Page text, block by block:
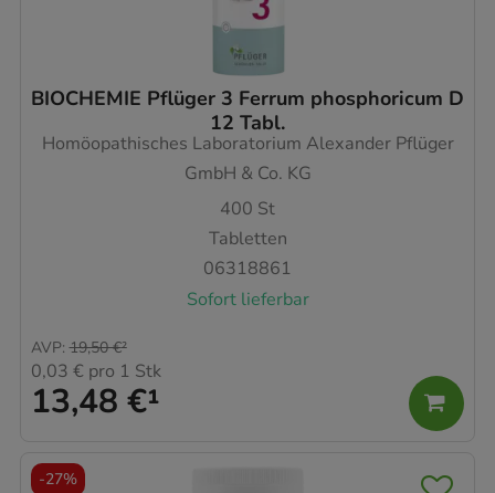
BIOCHEMIE Pflüger 3 Ferrum phosphoricum D
12 Tabl.
Homöopathisches Laboratorium Alexander Pflüger
GmbH & Co. KG
400 St
Tabletten
06318861
Sofort lieferbar
13,48 €¹
AVP: 19,50 €²
0,03 € pro 1 Stk
-27%